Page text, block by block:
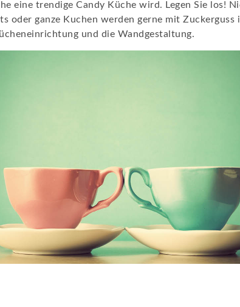
eine trendige Candy Küche wird. Legen Sie los!
oder ganze Kuchen werden gerne mit Zuckerguss
und die Wandgestaltung.